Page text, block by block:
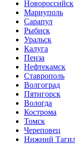
Новороссийск
Мариуполь
Сарапул
Рыбиск
Уральск
Калуга
Пенза
Нефтекамск
Ставрополь
Волгоград
Пятигорск
Вологда
Кострома
Томск
Череповец
Нижний